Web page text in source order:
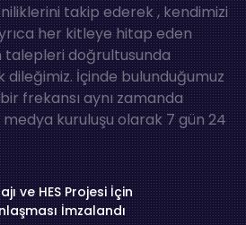
takip ederek , kendimizi
her kitleye hitap eden
talepleri doğrultusunda
dileğimiz. İçinde bulunduğumuz
frekansı aynı zamanda
kuruluşu olarak 7 gün 24
ve HES Projesi İçin
İmzalandı